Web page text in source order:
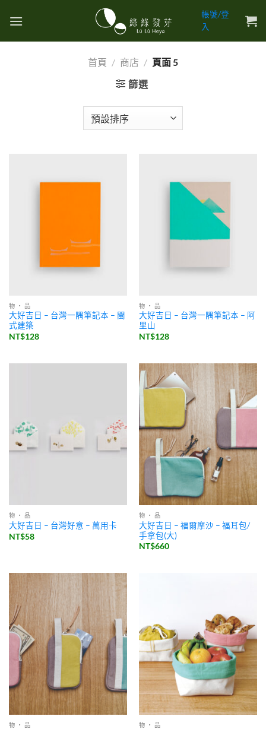
帳號/登
入
首頁 / 商店 / 頁面 5
篩選
物 ・ 品
大好吉日 – 台灣一隅筆記本 – 閩
式建築
NT$128
物 ・ 品
大好吉日 – 台灣一隅筆記本 – 阿
里山
NT$128
物 ・ 品
大好吉日 – 台灣好意 – 萬用卡
NT$58
物 ・ 品
大好吉日 – 福爾摩沙 – 福耳包/
手拿包(大)
NT$660
物 ・ 品 物 ・ 品